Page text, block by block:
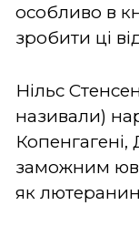
особливо в
зробити ці
Нільс
називали)
Копенгагені,
заможним
як